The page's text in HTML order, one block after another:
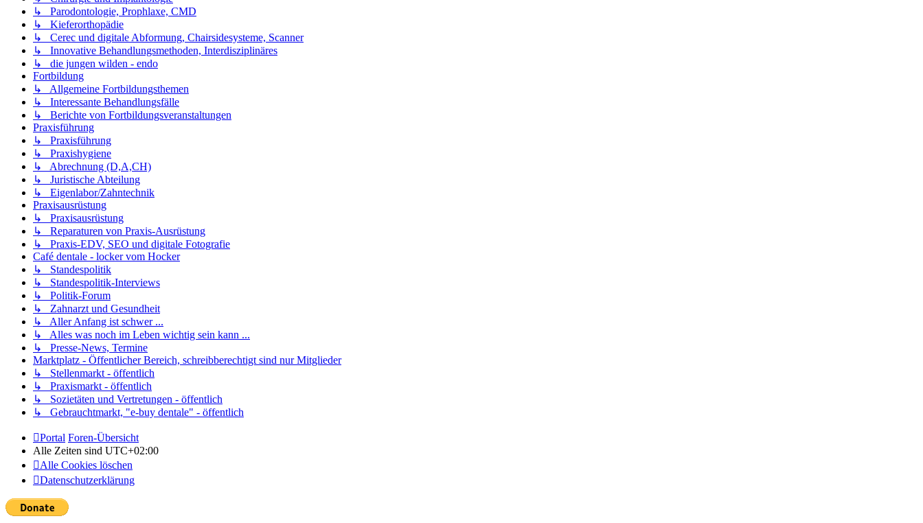
↳ Parodontologie, Prophlaxe, CMD
↳ Kieferorthopädie
↳ Cerec und digitale Abformung, Chairsidesysteme, Scanner
↳ Innovative Behandlungsmethoden, Interdisziplinäres
↳ die jungen wilden - endo
Fortbildung
↳ Allgemeine Fortbildungsthemen
↳ Interessante Behandlungsfälle
↳ Berichte von Fortbildungsveranstaltungen
Praxisführung
↳ Praxisführung
↳ Praxishygiene
↳ Abrechnung (D,A,CH)
↳ Juristische Abteilung
↳ Eigenlabor/Zahntechnik
Praxisausrüstung
↳ Praxisausrüstung
↳ Reparaturen von Praxis-Ausrüstung
↳ Praxis-EDV, SEO und digitale Fotografie
Café dentale - locker vom Hocker
↳ Standespolitik
↳ Standespolitik-Interviews
↳ Politik-Forum
↳ Zahnarzt und Gesundheit
↳ Aller Anfang ist schwer ...
↳ Alles was noch im Leben wichtig sein kann ...
↳ Presse-News, Termine
Marktplatz - Öffentlicher Bereich, schreibberechtigt sind nur Mitglieder
↳ Stellenmarkt - öffentlich
↳ Praxismarkt - öffentlich
↳ Sozietäten und Vertretungen - öffentlich
↳ Gebrauchtmarkt, "e-buy dentale" - öffentlich
Portal Foren-Übersicht
Alle Zeiten sind UTC+02:00
Alle Cookies löschen
Datenschutzerklärung